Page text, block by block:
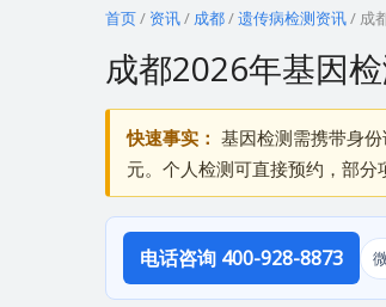
首页/ 资讯/ 成都/遗传病检测资讯/ 成
成都2026年基因
快速事实： 基因检测需携带身
元。个人检测可直接预约，部
电话咨询 400-928-8873